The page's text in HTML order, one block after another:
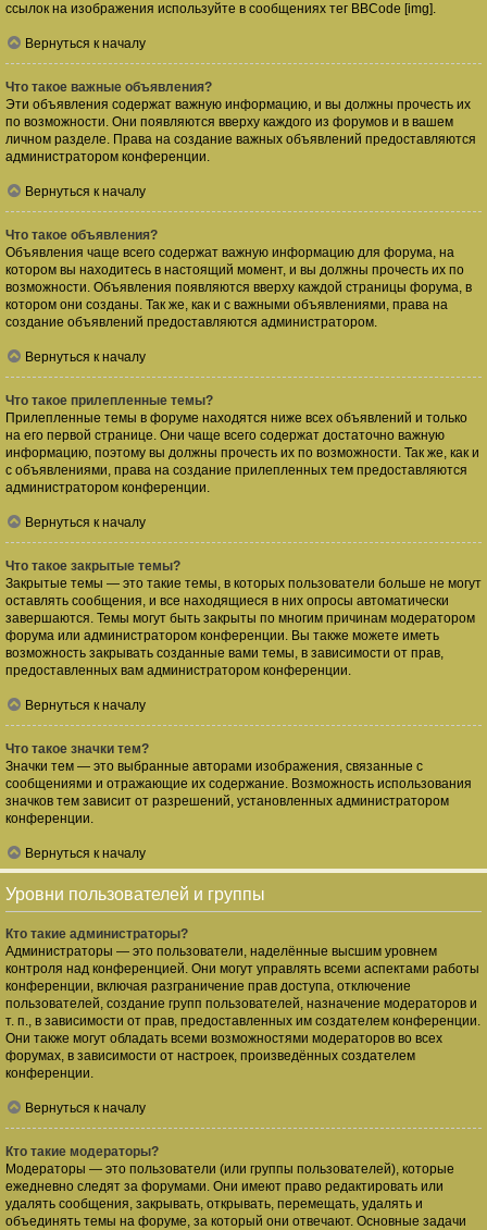
ссылок на изображения используйте в сообщениях тег BBCode [img].
Вернуться к началу
Что такое важные объявления?
Эти объявления содержат важную информацию, и вы должны прочесть их
по возможности. Они появляются вверху каждого из форумов и в вашем
личном разделе. Права на создание важных объявлений предоставляются
администратором конференции.
Вернуться к началу
Что такое объявления?
Объявления чаще всего содержат важную информацию для форума, на
котором вы находитесь в настоящий момент, и вы должны прочесть их по
возможности. Объявления появляются вверху каждой страницы форума, в
котором они созданы. Так же, как и с важными объявлениями, права на
создание объявлений предоставляются администратором.
Вернуться к началу
Что такое прилепленные темы?
Прилепленные темы в форуме находятся ниже всех объявлений и только
на его первой странице. Они чаще всего содержат достаточно важную
информацию, поэтому вы должны прочесть их по возможности. Так же, как и
с объявлениями, права на создание прилепленных тем предоставляются
администратором конференции.
Вернуться к началу
Что такое закрытые темы?
Закрытые темы — это такие темы, в которых пользователи больше не могут
оставлять сообщения, и все находящиеся в них опросы автоматически
завершаются. Темы могут быть закрыты по многим причинам модератором
форума или администратором конференции. Вы также можете иметь
возможность закрывать созданные вами темы, в зависимости от прав,
предоставленных вам администратором конференции.
Вернуться к началу
Что такое значки тем?
Значки тем — это выбранные авторами изображения, связанные с
сообщениями и отражающие их содержание. Возможность использования
значков тем зависит от разрешений, установленных администратором
конференции.
Вернуться к началу
Уровни пользователей и группы
Кто такие администраторы?
Администраторы — это пользователи, наделённые высшим уровнем
контроля над конференцией. Они могут управлять всеми аспектами работы
конференции, включая разграничение прав доступа, отключение
пользователей, создание групп пользователей, назначение модераторов и
т. п., в зависимости от прав, предоставленных им создателем конференции.
Они также могут обладать всеми возможностями модераторов во всех
форумах, в зависимости от настроек, произведённых создателем
конференции.
Вернуться к началу
Кто такие модераторы?
Модераторы — это пользователи (или группы пользователей), которые
ежедневно следят за форумами. Они имеют право редактировать или
удалять сообщения, закрывать, открывать, перемещать, удалять и
объединять темы на форуме, за который они отвечают. Основные задачи